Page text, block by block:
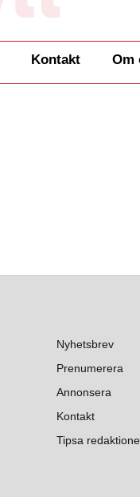
Kontakt Om
Nyhetsbrev
Prenumerera
Annonsera
Kontakt
Tipsa